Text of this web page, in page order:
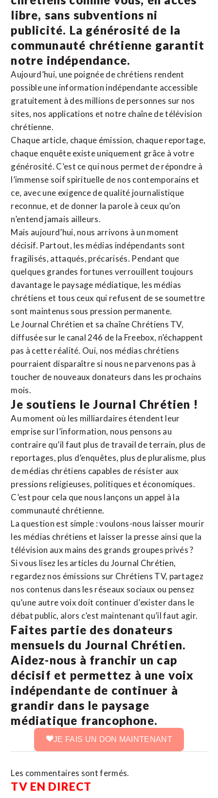
libre, sans subventions ni
publicité. La générosité de la
communauté chrétienne garantit
notre indépendance.
Aujourd’hui, une poignée de chrétiens rendent
possible une information indépendante accessible
gratuitement à des millions de personnes sur nos
sites, nos applications et notre chaîne de télévision
chrétienne.
Chaque article, chaque émission, chaque reportage,
chaque enquête existe uniquement grâce à votre
générosité. C’est ce qui nous permet de répondre à
l’immense soif spirituelle de nos contemporains et
ce, avec une exigence de qualité journalistique
reconnue, et de donner la parole à ceux qu’on
n’entend jamais ailleurs.
Mais aujourd’hui, nous arrivons à un moment
décisif. Partout, les médias indépendants sont
fragilisés, attaqués, précarisés. Pendant que
quelques grandes fortunes verrouillent toujours
davantage le paysage médiatique, les médias
chrétiens et tous ceux qui refusent de se soumettre
sont maintenus sous pression permanente.
Le Journal Chrétien et sa chaîne Chrétiens TV,
diffusée sur le canal 246 de la Freebox, n’échappent
pas à cette réalité. Oui, nos médias chrétiens
pourraient disparaître si nous ne parvenons pas à
toucher de nouveaux donateurs dans les prochains
mois.
Je soutiens le Journal Chrétien !
Au moment où les milliardaires étendent leur
emprise sur l’information, nous pensons au
contraire qu’il faut plus de travail de terrain, plus de
reportages, plus d’enquêtes, plus de pluralisme, plus
de médias chrétiens capables de résister aux
pressions religieuses, politiques et économiques.
C’est pour cela que nous lançons un appel à la
communauté chrétienne.
La question est simple : voulons-nous laisser mourir
les médias chrétiens et laisser la presse ainsi que la
télévision aux mains des grands groupes privés ?
Si vous lisez les articles du Journal Chrétien,
regardez nos émissions sur Chrétiens TV, partagez
nos contenus dans les réseaux sociaux ou pensez
qu’une autre voix doit continuer d’exister dans le
débat public, alors c’est maintenant qu’il faut agir.
Faites partie des donateurs
mensuels du Journal Chrétien.
Aidez-nous à franchir un cap
décisif et permettez à une voix
indépendante de continuer à
grandir dans le paysage
médiatique francophone.
JE FAIS UN DON MAINTENANT
Les commentaires sont fermés.
TV EN DIRECT